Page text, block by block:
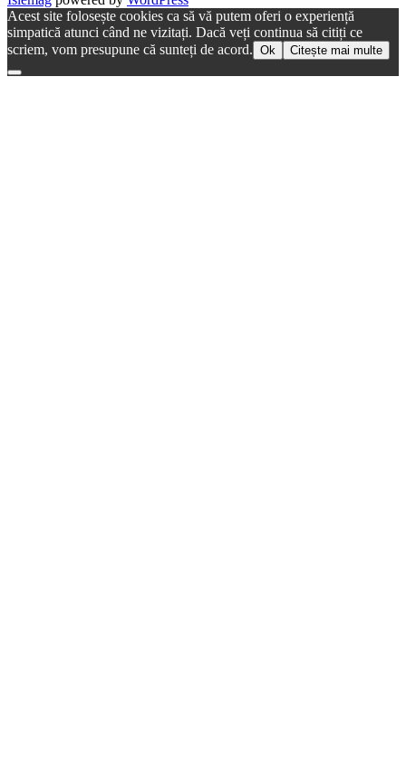
Acest site folosește cookies ca să vă putem oferi o experiență
simpatică atunci când ne vizitați. Dacă veți continua să citiți ce
scriem, vom presupune că sunteți de acord. Ok Citește mai multe